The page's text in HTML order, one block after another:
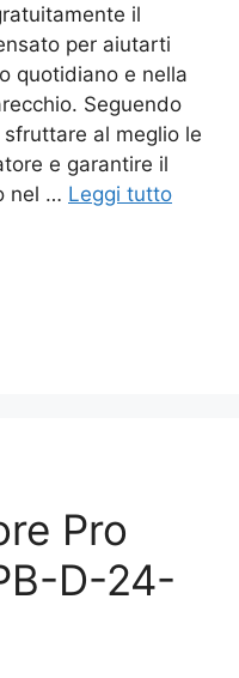
il
per aiutarti
quotidiano e nella
Seguendo
al meglio le
e garantire il
nel … Leggi tutto
Pro
D-24-